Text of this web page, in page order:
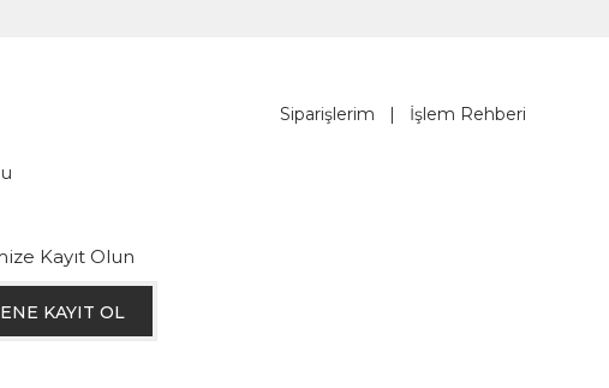
Siparişlerim İşlem Rehberi
Kayıt Olun
KAYIT OL